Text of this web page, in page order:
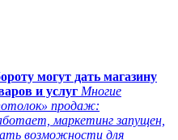
могут дать магазину
и услуг Многие
продаж:
маркетинг запущен,
возможности для